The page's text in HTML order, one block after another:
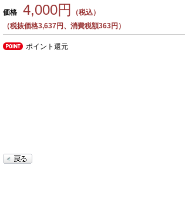
価格 4,000円
（税込）
（税抜価格3,637円、消費税額363円）
ポイント還元